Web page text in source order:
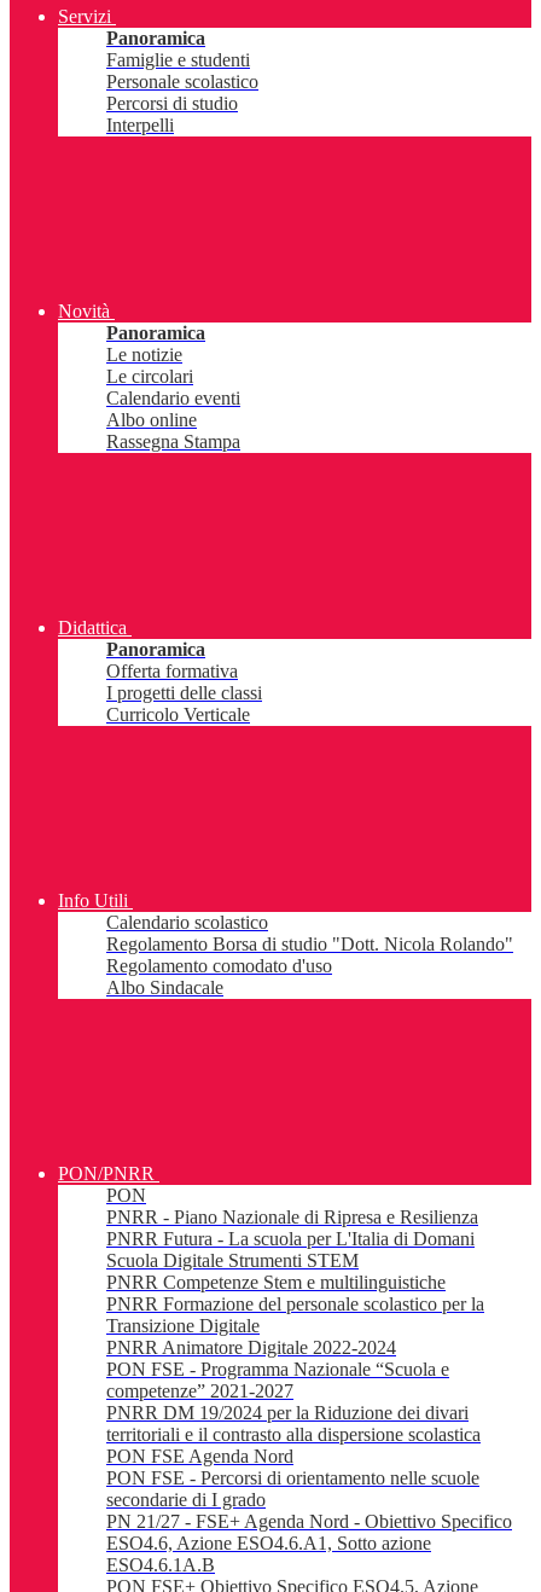
Servizi
Panoramica
Famiglie e studenti
Personale scolastico
Percorsi di studio
Interpelli
Novità
Panoramica
Le notizie
Le circolari
Calendario eventi
Albo online
Rassegna Stampa
Didattica
Panoramica
Offerta formativa
I progetti delle classi
Curricolo Verticale
Info Utili
Calendario scolastico
Regolamento Borsa di studio "Dott. Nicola Rolando"
Regolamento comodato d'uso
Albo Sindacale
PON/PNRR
PON
PNRR - Piano Nazionale di Ripresa e Resilienza
PNRR Futura - La scuola per L'Italia di Domani
Scuola Digitale Strumenti STEM
PNRR Competenze Stem e multilinguistiche
PNRR Formazione del personale scolastico per la
Transizione Digitale
PNRR Animatore Digitale 2022-2024
PON FSE - Programma Nazionale “Scuola e
competenze” 2021-2027
PNRR DM 19/2024 per la Riduzione dei divari
territoriali e il contrasto alla dispersione scolastica
PON FSE Agenda Nord
PON FSE - Percorsi di orientamento nelle scuole
secondarie di I grado
PN 21/27 - FSE+ Agenda Nord - Obiettivo Specifico
ESO4.6, Azione ESO4.6.A1, Sotto azione
ESO4.6.1A.B
PON FSE+ Obiettivo Specifico ESO4.5, Azione